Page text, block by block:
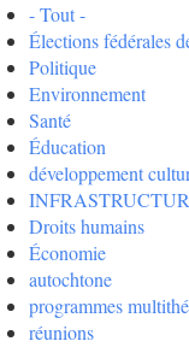
- Tout -
Élections fédérales
Politique
Environnement
Santé
Éducation
développement
Droits humains
Économie
autochtone
programmes
réunions